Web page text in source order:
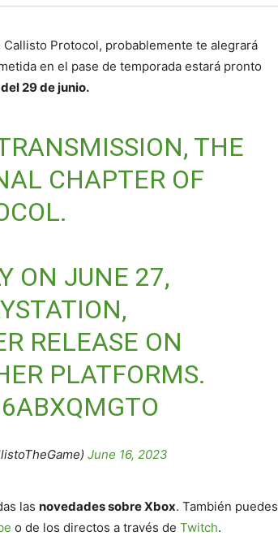
Protocol, probablemente te alegrará
en el pase de temporada estará pronto
29 de junio.
THE
CHAPTER OF
ON JUNE 27,
RELEASE ON
PLATFORMS.
June 16, 2023
las novedades sobre Xbox. También puedes
o de los directos a través de Twitch.